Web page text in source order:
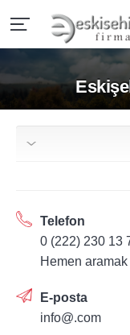
Telefon
0 (222) 230 13
Hemen aramak
E-posta
info@.com